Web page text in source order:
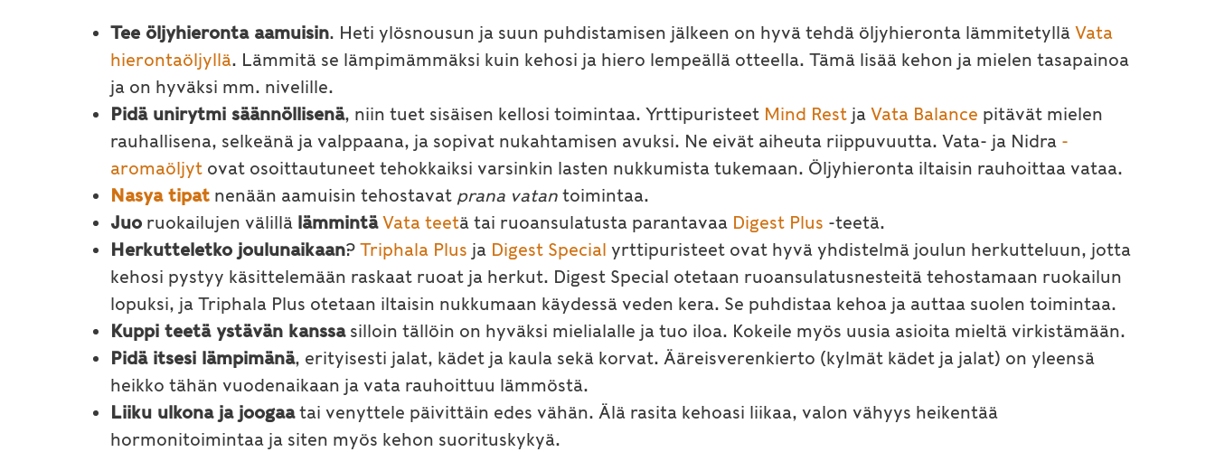
Tee öljyhieronta aamuisin. Heti ylösnousun ja suun puhdistamisen jälkeen on hyvä tehdä öljyhieronta lämmitetyllä Vata
hierontaöljyllä. Lämmitä se lämpimämmäksi kuin kehosi ja hiero lempeällä otteella. Tämä lisää kehon ja mielen tasapainoa
ja on hyväksi mm. nivelille.
Pidä unirytmi säännöllisenä, niin tuet sisäisen kellosi toimintaa. Yrttipuristeet Mind Rest ja Vata Balance pitävät mielen
rauhallisena, selkeänä ja valppaana, ja sopivat nukahtamisen avuksi. Ne eivät aiheuta riippuvuutta. Vata- ja Nidra -
aromaöljyt ovat osoittautuneet tehokkaiksi varsinkin lasten nukkumista tukemaan. Öljyhieronta iltaisin rauhoittaa vataa.
Nasya tipat nenään aamuisin tehostavat prana vatan toimintaa.
Juo ruokailujen välillä lämmintä Vata teetä tai ruoansulatusta parantavaa Digest Plus -teetä.
Herkutteletko joulunaikaan? Triphala Plus ja Digest Special yrttipuristeet ovat hyvä yhdistelmä joulun herkutteluun, jotta
kehosi pystyy käsittelemään raskaat ruoat ja herkut. Digest Special otetaan ruoansulatusnesteitä tehostamaan ruokailun
lopuksi, ja Triphala Plus otetaan iltaisin nukkumaan käydessä veden kera. Se puhdistaa kehoa ja auttaa suolen toimintaa.
Kuppi teetä ystävän kanssasilloin tällöin on hyväksi mielialalle ja tuo iloa. Kokeile myös uusia asioita mieltä virkistämään.
Pidä itsesi lämpimänä, erityisesti jalat, kädet ja kaula sekä korvat. Ääreisverenkierto (kylmät kädet ja jalat) on yleensä
heikko tähän vuodenaikaan ja vata rauhoittuu lämmöstä.
Liiku ulkona ja joogaatai venyttele päivittäin edes vähän. Älä rasita kehoasi liikaa, valon vähyys heikentää
hormonitoimintaa ja siten myös kehon suorituskykyä.